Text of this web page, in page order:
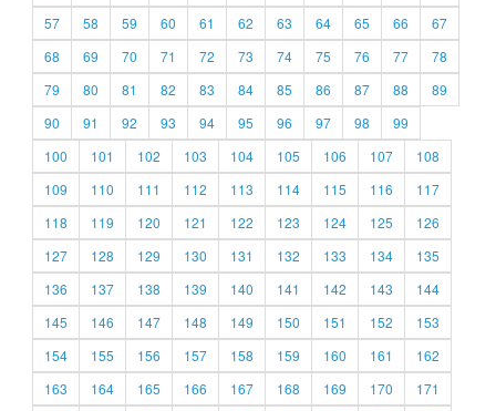
57
58 59 60 61 62 63 64 65 66
67
68
69 70 71 72 73 74 75 76 77
78
79
80 81 82 83 84 85 86 87 88
89
90
91 92 93 94 95 96 97 98
99
100
101 102 103 104 105 106 107
108
109
110 111 112 113 114 115 116
117
118
119 120 121 122 123 124 125
126
127
128 129 130 131 132 133 134
135
136
137 138 139 140 141 142 143
144
145
146 147 148 149 150 151 152
153
154
155 156 157 158 159 160 161
162
163
164 165 166 167 168 169 170
171